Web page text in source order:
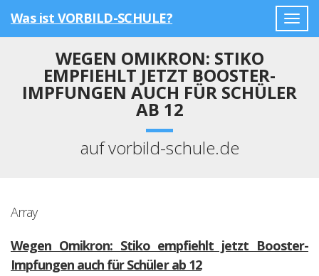
Was ist VORBILD-SCHULE?
WEGEN OMIKRON: STIKO
EMPFIEHLT JETZT BOOSTER-
IMPFUNGEN AUCH FÜR SCHÜLER
AB 12
auf vorbild-schule.de
Array
Wegen Omikron: Stiko empfiehlt jetzt Booster-
Impfungen auch für Schüler ab 12